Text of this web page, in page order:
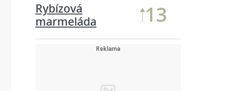
Rybízová
marmeláda
13